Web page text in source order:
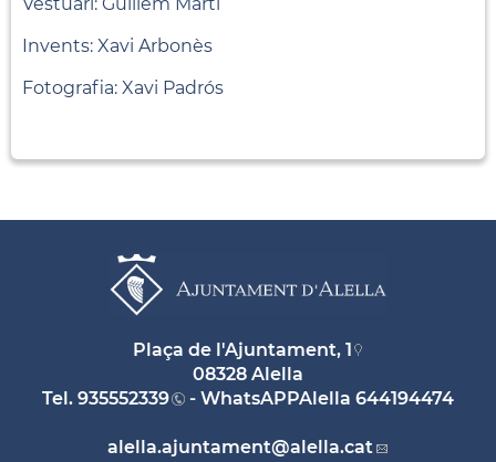
Invents: Xavi Arbonès
Fotografia: Xavi Padrós
Plaça de l'Ajuntament, 1
08328 Alella
Tel. 935552339 - WhatsAPPAlella 644194474
alella.ajuntament@alella.cat